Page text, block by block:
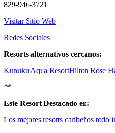
829-946-3721
Visitar Sitio Web
Redes Sociales
Resorts alternativos cercanos:
Kunuku Aqua ResortHilton Rose
**
Este Resort Destacado en:
Los mejores resorts caribeños todo